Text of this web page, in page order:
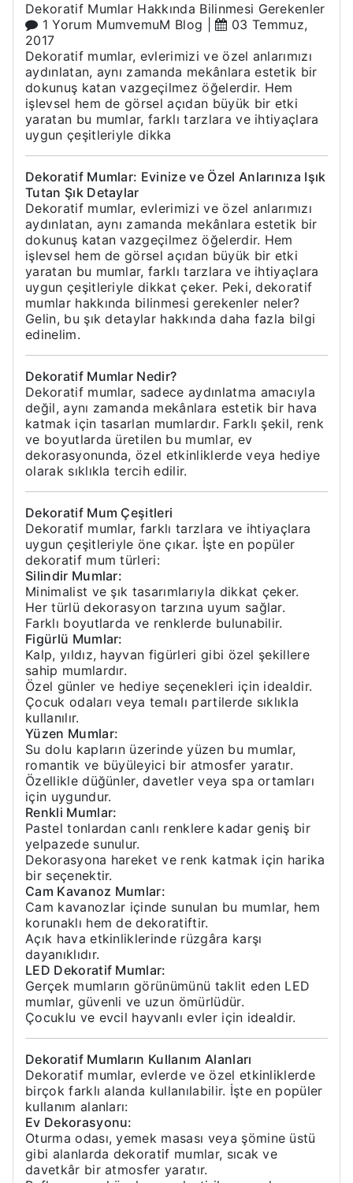
Dekoratif Mumlar Hakkında Bilinmesi Gerekenler
1 Yorum MumvemuM Blog
03 Temmuz,
2017
Dekoratif mumlar, evlerimizi ve özel anlarımızı
aydınlatan, aynı zamanda mekânlara estetik bir
dokunuş katan vazgeçilmez öğelerdir. Hem
işlevsel hem de görsel açıdan büyük bir etki
yaratan bu mumlar, farklı tarzlara ve ihtiyaçlara
uygun çeşitleriyle dikka
Dekoratif Mumlar: Evinize ve Özel Anlarınıza Işık
Tutan Şık Detaylar
Dekoratif mumlar, evlerimizi ve özel anlarımızı
aydınlatan, aynı zamanda mekânlara estetik bir
dokunuş katan vazgeçilmez öğelerdir. Hem
işlevsel hem de görsel açıdan büyük bir etki
yaratan bu mumlar, farklı tarzlara ve ihtiyaçlara
uygun çeşitleriyle dikkat çeker. Peki, dekoratif
mumlar hakkında bilinmesi gerekenler neler?
Gelin, bu şık detaylar hakkında daha fazla bilgi
edinelim.
Dekoratif Mumlar Nedir?
Dekoratif mumlar, sadece aydınlatma amacıyla
değil, aynı zamanda mekânlara estetik bir hava
katmak için tasarlan mumlardır. Farklı şekil, renk
ve boyutlarda üretilen bu mumlar, ev
dekorasyonunda, özel etkinliklerde veya hediye
olarak sıklıkla tercih edilir.
Dekoratif Mum Çeşitleri
Dekoratif mumlar, farklı tarzlara ve ihtiyaçlara
uygun çeşitleriyle öne çıkar. İşte en popüler
dekoratif mum türleri:
Silindir Mumlar:
Minimalist ve şık tasarımlarıyla dikkat çeker.
Her türlü dekorasyon tarzına uyum sağlar.
Farklı boyutlarda ve renklerde bulunabilir.
Figürlü Mumlar:
Kalp, yıldız, hayvan figürleri gibi özel şekillere
sahip mumlardır.
Özel günler ve hediye seçenekleri için idealdir.
Çocuk odaları veya temalı partilerde sıklıkla
kullanılır.
Yüzen Mumlar:
Su dolu kapların üzerinde yüzen bu mumlar,
romantik ve büyüleyici bir atmosfer yaratır.
Özellikle düğünler, davetler veya spa ortamları
için uygundur.
Renkli Mumlar:
Pastel tonlardan canlı renklere kadar geniş bir
yelpazede sunulur.
Dekorasyona hareket ve renk katmak için harika
bir seçenektir.
Cam Kavanoz Mumlar:
Cam kavanozlar içinde sunulan bu mumlar, hem
korunaklı hem de dekoratiftir.
Açık hava etkinliklerinde rüzgâra karşı
dayanıklıdır.
LED Dekoratif Mumlar:
Gerçek mumların görünümünü taklit eden LED
mumlar, güvenli ve uzun ömürlüdür.
Çocuklu ve evcil hayvanlı evler için idealdir.
Dekoratif Mumların Kullanım Alanları
Dekoratif mumlar, evlerde ve özel etkinliklerde
birçok farklı alanda kullanılabilir. İşte en popüler
kullanım alanları:
Ev Dekorasyonu:
Oturma odası, yemek masası veya şömine üstü
gibi alanlarda dekoratif mumlar, sıcak ve
davetkâr bir atmosfer yaratır.